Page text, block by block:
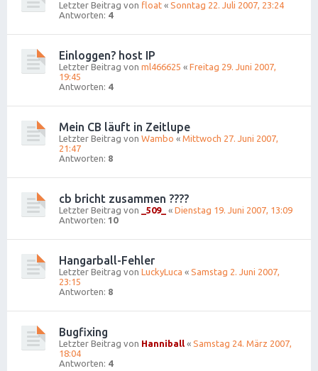
Letzter Beitrag von float « Sonntag 22. Juli 2007, 23:24
Antworten: 4
Einloggen? host IP
Letzter Beitrag von ml466625 « Freitag 29. Juni 2007,
19:45
Antworten: 4
Mein CB läuft in Zeitlupe
Letzter Beitrag von Wambo « Mittwoch 27. Juni 2007,
21:47
Antworten: 8
cb bricht zusammen ????
Letzter Beitrag von _509_ « Dienstag 19. Juni 2007, 13:09
Antworten: 10
Hangarball-Fehler
Letzter Beitrag von LuckyLuca « Samstag 2. Juni 2007,
23:15
Antworten: 8
Bugfixing
Letzter Beitrag von Hanniball « Samstag 24. März 2007,
18:04
Antworten: 4